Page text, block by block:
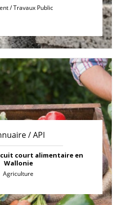
/ Travaux Public
/ API
court alimentaire en
Wallonie
Agriculture